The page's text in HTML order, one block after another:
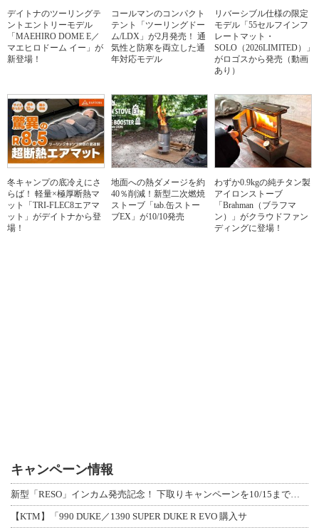
デイトナのツーリングテ
ントエントリーモデル
「MAEHIRO DOME E／
マエヒロドーム イー」が
新登場！
コールマンのコンパクト
テント「ツーリングドー
ム/LDX」が2月発売！ 通
気性と防寒を両立した通
年対応モデル
リバーシブル仕様の限定
モデル「55セルフインフ
レートマット・
SOLO（2026LIMITED）」
がロゴスから発売（動画
あり）
冬キャンプの底冷えにさ
らば！ 軽量×極厚断熱マ
ット「TRI-FLEC8エアマ
ット」がデイトナから登
場！
地面への熱ダメージを約
40％削減！新型二次燃焼
ストーブ「tab.缶ストー
ブEX」が10/10発売
わずか0.9kgの純チタン製
アイロンストーブ
「Brahman（ブラフマ
ン）」がクラウドファン
ディングに登場！
キャンペーン情報
【KTM】「990 DUKE／1390 SUPER DUKE R EVO 購入サ